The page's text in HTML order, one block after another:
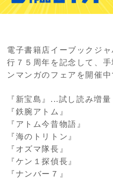
電子書籍店イーブックジ
行７５周年を記念して、
ンマンガのフェアを開催中
『新宝島』...試し読み増量
『鉄腕アトム』
『アトム今昔物語』
『海のトリトン』
『オズマ隊長』
『ケン１探偵長』
『ナンバー７』